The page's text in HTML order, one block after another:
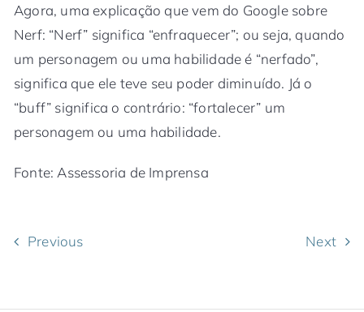
Agora, uma explicação que vem do Google sobre
Nerf: “Nerf” significa “enfraquecer”; ou seja, quando
um personagem ou uma habilidade é “nerfado”,
significa que ele teve seu poder diminuído. Já o
“buff” significa o contrário: “fortalecer” um
personagem ou uma habilidade.
Fonte: Assessoria de Imprensa
Previous Next